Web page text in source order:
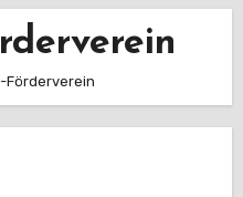
Förderverein